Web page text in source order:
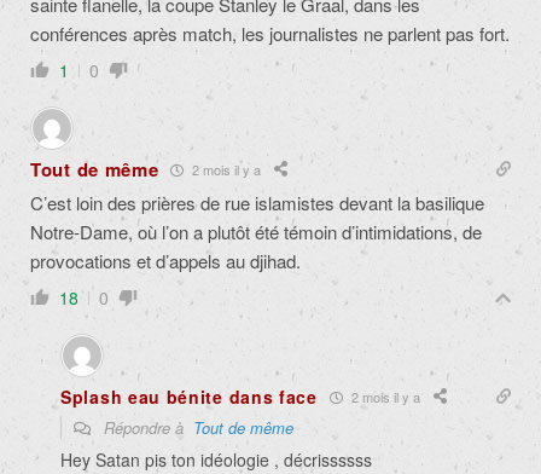
conférences après match, les journalistes ne parlent pas fort.
1 0
Tout de même 2 mois il y a
C’est loin des prières de rue islamistes devant la basilique
Notre‑Dame, où l’on a plutôt été témoin d’intimidations, de
provocations et d’appels au djihad.
18 0
Splash eau bénite dans face 2 mois il y a
Répondre à Tout de même
Hey Satan pis ton idéologie , décrissssss